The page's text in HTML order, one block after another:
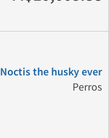
Noctis the husky ever
Perros